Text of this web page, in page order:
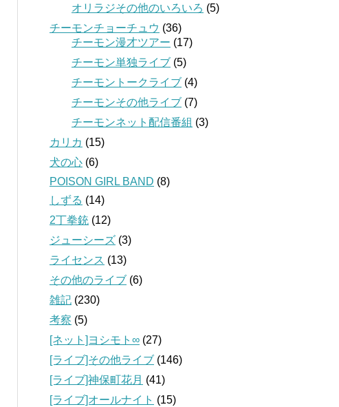
オリラジその他のいろいろ (5)
チーモンチョーチュウ (36)
チーモン漫才ツアー (17)
チーモン単独ライブ (5)
チーモントークライブ (4)
チーモンその他ライブ (7)
チーモンネット配信番組 (3)
カリカ (15)
犬の心 (6)
POISON GIRL BAND (8)
しずる (14)
2丁拳銃 (12)
ジューシーズ (3)
ライセンス (13)
その他のライブ (6)
雑記 (230)
考察 (5)
[ネット]ヨシモト∞ (27)
[ライブ]その他ライブ (146)
[ライブ]神保町花月 (41)
[ライブ]オールナイト (15)